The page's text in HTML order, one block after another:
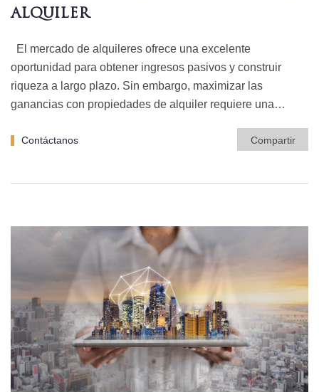
ALQUILER
El mercado de alquileres ofrece una excelente
oportunidad para obtener ingresos pasivos y construir
riqueza a largo plazo. Sin embargo, maximizar las
ganancias con propiedades de alquiler requiere una…
Contáctanos Compartir